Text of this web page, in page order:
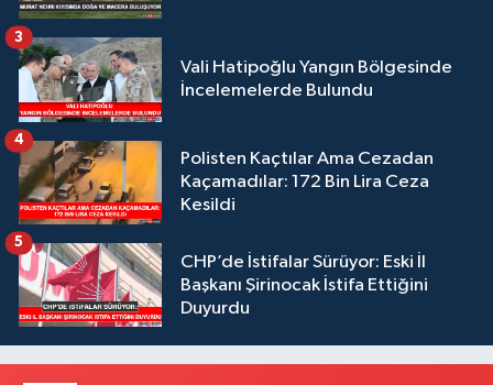
Vali Hatipoğlu Yangın Bölgesinde
İncelemelerde Bulundu
3
Polisten Kaçtılar Ama Cezadan
Kaçamadılar: 172 Bin Lira Ceza
Kesildi
4
CHP’de İstifalar Sürüyor: Eski İl
Başkanı Şirinocak İstifa Ettiğini
Duyurdu
5